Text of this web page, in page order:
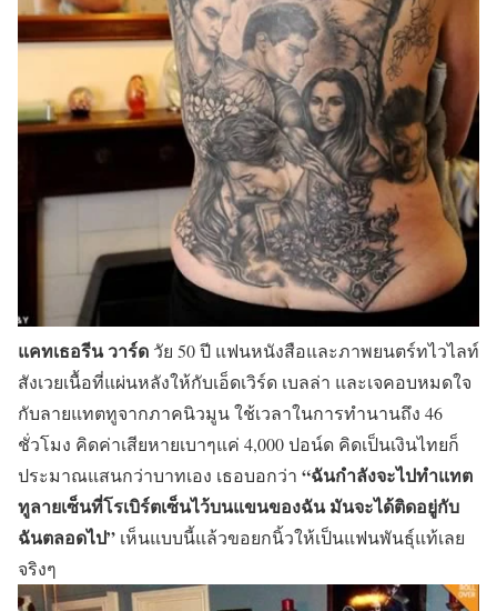
แคทเธอรีน วาร์ด วัย 50 ปี แฟนหนังสือและภาพยนตร์ทไวไลท์
สังเวยเนื้อที่แผ่นหลังให้กับเอ็ดเวิร์ด เบลล่า และเจคอบหมดใจ
กับลายแทตทูจากภาคนิวมูน ใช้เวลาในการทำนานถึง 46
ชั่วโมง คิดค่าเสียหายเบาๆแค่ 4,000 ปอน์ด คิดเป็นเงินไทยก็
ประมาณแสนกว่าบาทเอง เธอบอกว่า “ฉันกำลังจะไปทำแทต
ทูลายเซ็นที่โรเบิร์ตเซ็นไว้บนแขนของฉัน มันจะได้ติดอยู่กับ
ฉันตลอดไป” เห็นแบบนี้แล้วขอยกนิ้วให้เป็นแฟนพันธุ์แท้เลย
จริงๆ